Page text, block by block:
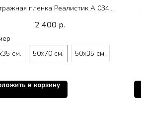
пленка Реалистик A 034
2 400 р.
см.
50х70 см. 50х35 см.
в корзину